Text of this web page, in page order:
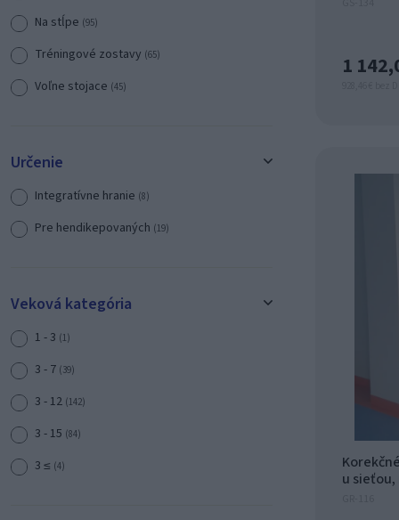
Na stĺpe (95)
Tréningové zostavy (65)
Voľne stojace (45)
Určenie
Integratívne hranie (8)
Pre hendikepovaných (19)
Veková kategória
1 - 3 (1)
3 - 7 (39)
3 - 12 (142)
3 - 15 (84)
3 ≤ (4)
1
u